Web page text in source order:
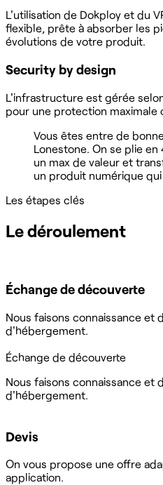
L'utilisation de Dokploy et du
flexible, prête à absorber les
évolutions de votre produit.
Security by design
L'infrastructure est gérée
pour une protection maximale
Vous êtes entre de
Lonestone. On se plie
un max de valeur et
un produit numérique
Les étapes clés
Le déroulement
Échange de découverte
Nous faisons connaissance et
d'hébergement.
Échange de découverte
Nous faisons connaissance et
d'hébergement.
Devis
On vous propose une offre
application.